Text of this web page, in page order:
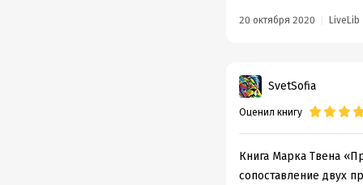
оба на своем личном
В обоих случаях
оборванец тоже не
единодушно решают,
В романе всё
свое место и
20 октября 2020 LiveLib
SvetSofia
Оценил книгу
Книга Марка Твена
сопоставление двух